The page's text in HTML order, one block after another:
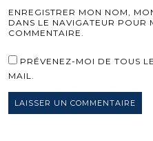
ENREGISTRER MON NOM,
DANS LE NAVIGATEUR POUR
COMMENTAIRE.
PRÉVENEZ-MOI DE TOUS
MAIL.